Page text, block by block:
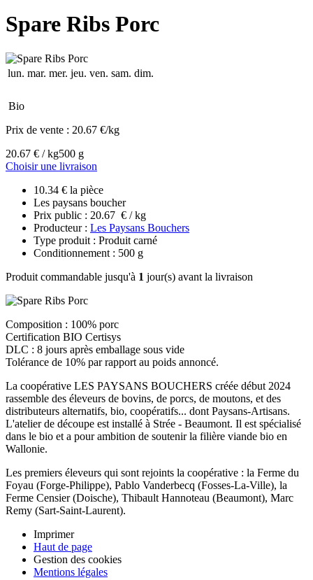
Spare Ribs Porc
lun. mar. mer. jeu. ven. sam. dim.
Bio
Prix de vente : 20.67 €/kg
20.67 € / kg500 g
Choisir une livraison
10.34 € la pièce
Les paysans boucher
Prix public : 20.67 € / kg
Producteur : Les Paysans Bouchers
Type produit : Produit carné
Conditionnement : 500 g
Produit commandable jusqu'à 1 jour(s) avant la livraison
Composition : 100% porc
Certification BIO Certisys
DLC : 8 jours après emballage sous vide
Tolérance de 10% par rapport au poids annoncé.
La coopérative LES PAYSANS BOUCHERS créée début 2024
rassemble des éleveurs de bovins, de porcs, de moutons, et des
distributeurs alternatifs, bio, coopératifs... dont Paysans-Artisans.
L'atelier de découpe est installé à Strée - Beaumont. Il est spécialisé
dans le bio et a pour ambition de soutenir la filière viande bio en
Wallonie.
Les premiers éleveurs qui sont rejoints la coopérative : la Ferme du
Foyau (Forge-Philippe), Pablo Vanderbecq (Fosses-La-Ville), la
Ferme Censier (Doische), Thibault Hannoteau (Beaumont), Marc
Remy (Sart-Saint-Laurent).
Imprimer
Haut de page
Gestion des cookies
Mentions légales